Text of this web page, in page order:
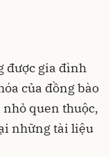
được gia đình
của đồng bào
quen thuộc,
những tài liệu